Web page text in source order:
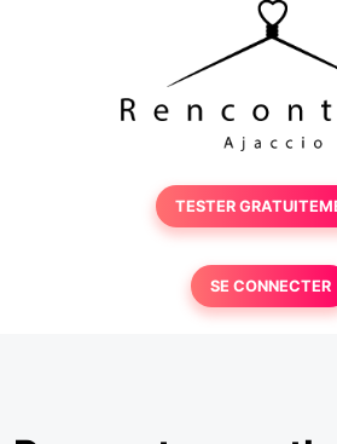
TESTER
SE CONNECTER